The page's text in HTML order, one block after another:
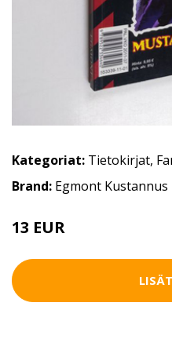
Kategoriat: Tietokirjat,
Brand: Egmont Kustannus
13 EUR